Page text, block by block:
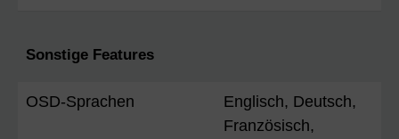
Sonstige Features
OSD-Sprachen
Englisch, Deutsch,
Französisch,